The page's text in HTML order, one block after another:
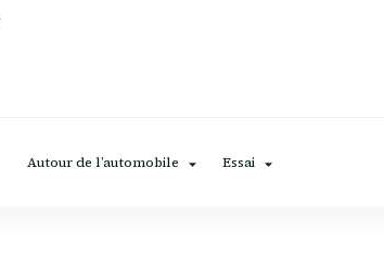
Autour de l’automobile Essai